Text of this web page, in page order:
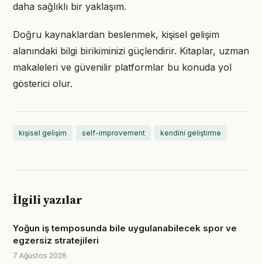
daha sağlıklı bir yaklaşım.
Doğru kaynaklardan beslenmek, kişisel gelişim
alanındaki bilgi birikiminizi güçlendirir. Kitaplar, uzman
makaleleri ve güvenilir platformlar bu konuda yol
gösterici olur.
kişisel gelişim self-improvement kendini geliştirme
İlgili yazılar
Yoğun iş temposunda bile uygulanabilecek spor ve
egzersiz stratejileri
7 Ağustos 2026